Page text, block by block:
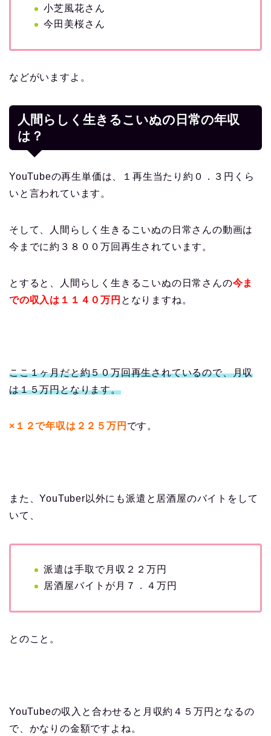
小芝風花さん
今田美桜さん
などがいますよ。
人間らしく生きるこいぬの日常の年収
は？
YouTubeの再生単価は、１再生当たり約０．３円くら
いと言われています。
そして、人間らしく生きるこいぬの日常さんの動画は
今までに約３８００万回再生されています。
とすると、人間らしく生きるこいぬの日常さんの今ま
での収入は１１４０万円 となりますね。
ここ１ヶ月だと約５０万回再生されているので、月収
は１５万円となります。
×１２で年収は２２５万円 です。
また、YouTuber以外にも派遣と居酒屋のバイトをして
いて、
派遣は手取で月収２２万円
居酒屋バイトが月７．４万円
とのこと。
YouTubeの収入と合わせると月収約４５万円となるの
で、かなりの金額ですよね。